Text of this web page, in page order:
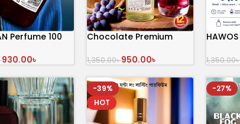
Perfume 100
930.00৳
অর্ডার করুন
Chocolate Premium
1,350.00৳950.00৳
অর্ডার করুন
HAWOS
1,350.00৳
-39%
HOT
-27%